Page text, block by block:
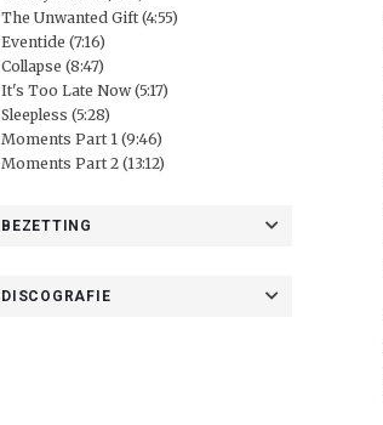
The Unwanted Gift (4:55)
Eventide (7:16)
Collapse (8:47)
It's Too Late Now (5:17)
Sleepless (5:28)
Moments Part 1 (9:46)
Moments Part 2 (13:12)
BEZETTING
DISCOGRAFIE